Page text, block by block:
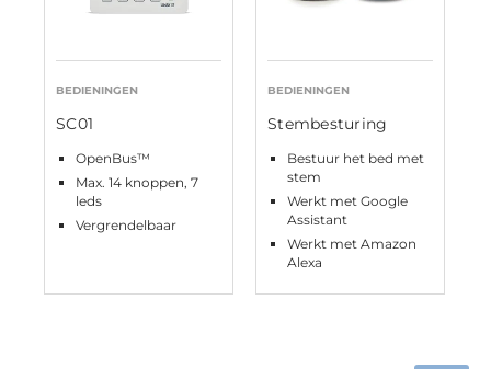
BEDIENINGEN
SC01
OpenBus™
Max. 14 knoppen, 7
leds
Vergrendelbaar
BEDIENINGEN
Stembesturing
Bestuur het bed met
stem
Werkt met Google
Assistant
Werkt met Amazon
Alexa